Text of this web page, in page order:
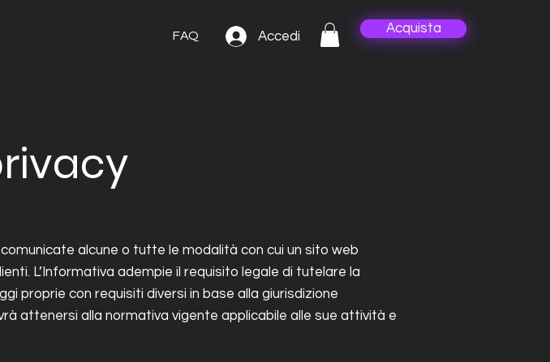
FAQ Accedi
Acquista
alcune o tutte le modalità con cui un sito web
L’Informativa adempie il requisito legale di tutelare la
proprie con requisiti diversi in base alla giurisdizione
attenersi alla normativa vigente applicabile alle sue attività e